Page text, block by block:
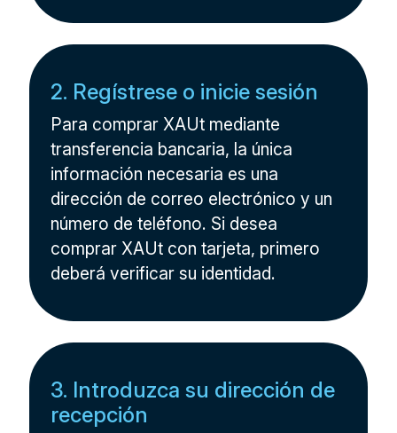
2. Regístrese o inicie sesión
Para comprar XAUt mediante
transferencia bancaria, la única
información necesaria es una
dirección de correo electrónico y un
número de teléfono. Si desea
comprar XAUt con tarjeta, primero
deberá verificar su identidad.
3. Introduzca su dirección de
recepción